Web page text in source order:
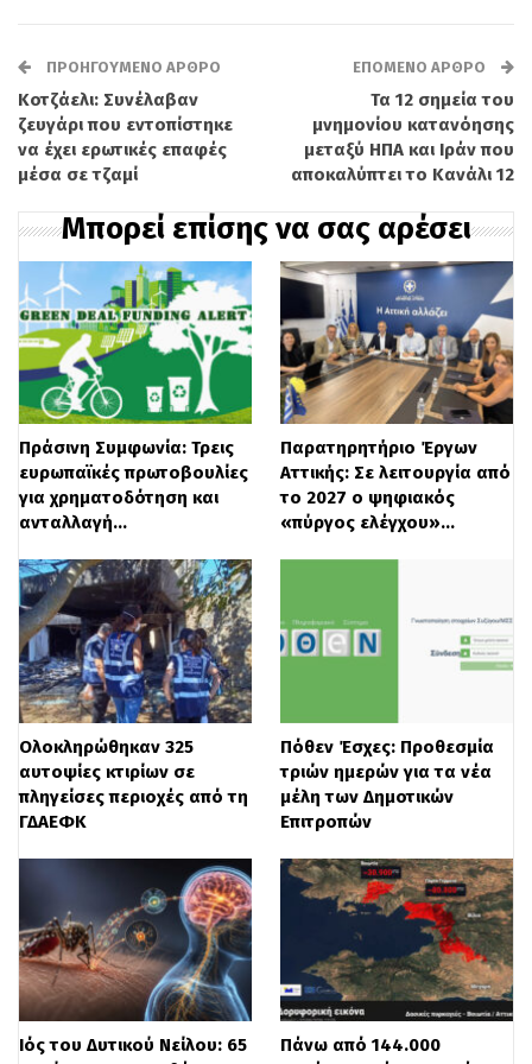
– Reform Greece): 35 θέσεις με απόσπαση.
* Πάντειο Πανεπιστήμιο Κοινωνικών και
Πολιτικών Επιστημών: 44 θέσεις με
* Δήμος Σκύρου: 2 θέσεις με απόσπαση.
Η Ρ.Α.Σ. αναζητά κυρίως μηχανικούς για
τις μονάδες ασφάλειας του
σιδηροδρομικού δικτύου, ενώ το
ΕΛ.Κ.Ε.ΔΙ.Μ. επικεντρώνεται σε διοικητικό
και οικονομικό προσωπικό, ειδικούς
πληροφορικής και στελέχη με εμπειρία
του, το Πάντειο Πανεπιστήμιο προχωρά
σε 44 μετατάξεις για την κάλυψη
οργανικών κενών σε ευρύ φάσμα
ειδικοτήτων, από διοικητικούς και
τεχνικούς μέχρι ιατρικό προσωπικό και
ψυχολόγους. Ο Δήμος Σκύρου αναζητά
διοικητικό υπάλληλο και παιδαγωγό
πρώιμης ηλικίας.
Οι ενδιαφερόμενοι υπάλληλοι μπορούν να
υποβάλουν τις αιτήσεις τους
αποκλειστικά ηλεκτρονικά μέσω του
Συστήματος Διαχείρισης Ανθρώπινου
ΠΡΟΗΓΟΎΜΕΝΟ ΆΡΘΡΟ
Κοτζάελι: Συνέλαβαν
ζευγάρι που εντοπίστηκε
να έχει ερωτικές επαφές
μέσα σε τζαμί
ΕΠΌΜΕΝΟ ΆΡΘΡΟ
Τα 12 σημεία του
μνημονίου κατανόησης
μεταξύ ΗΠΑ και Ιράν που
αποκαλύπτει το Κανάλι 12
Μπορεί επίσης να σας αρέσει
Πράσινη Συμφωνία: Τρεις
ευρωπαϊκές πρωτοβουλίες
για χρηματοδότηση και
ανταλλαγή…
Παρατηρητήριο Έργων
Αττικής: Σε λειτουργία από
το 2027 ο ψηφιακός
«πύργος ελέγχου»…
Ολοκληρώθηκαν 325
αυτοψίες κτιρίων σε
πληγείσες περιοχές από τη
ΓΔΑΕΦΚ
Πόθεν Έσχες: Προθεσμία
τριών ημερών για τα νέα
μέλη των Δημοτικών
Επιτροπών
Ιός του Δυτικού Νείλου: 65
Πάνω από 144.000